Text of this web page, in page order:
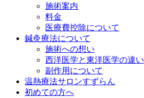
施術案内
料金
医療費控除について
鍼灸療法について
施術への想い
西洋医学と東洋医学の違い
副作用について
温熱療法サロンすずらん
初めての方へ